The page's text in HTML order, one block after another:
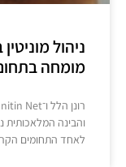
ניהול
מומחה
והבינה המלאכותית
לאחד התחומים